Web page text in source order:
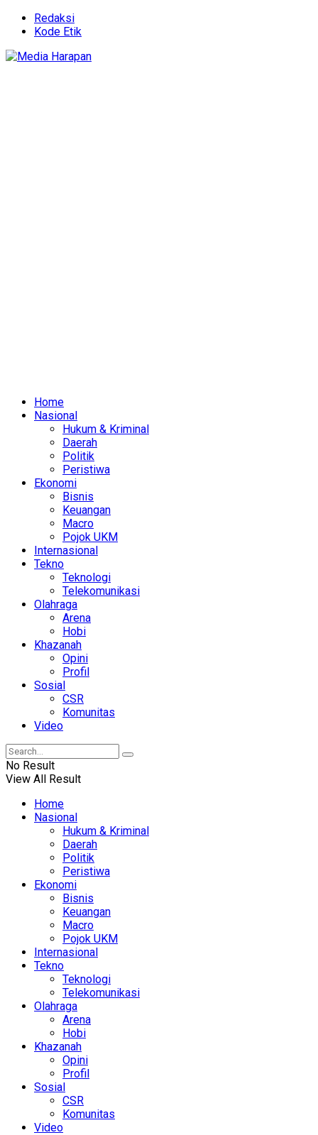
Redaksi
Kode Etik
Home
Nasional
Hukum & Kriminal
Daerah
Politik
Peristiwa
Ekonomi
Bisnis
Keuangan
Macro
Pojok UKM
Internasional
Tekno
Teknologi
Telekomunikasi
Olahraga
Arena
Hobi
Khazanah
Opini
Profil
Sosial
CSR
Komunitas
Video
No Result
View All Result
Home
Nasional
Hukum & Kriminal
Daerah
Politik
Peristiwa
Ekonomi
Bisnis
Keuangan
Macro
Pojok UKM
Internasional
Tekno
Teknologi
Telekomunikasi
Olahraga
Arena
Hobi
Khazanah
Opini
Profil
Sosial
CSR
Komunitas
Video